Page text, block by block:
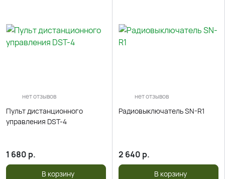
нет отзывов
Пульт дистанционного
управления DST-4
1 680 р.
В корзину
нет отзывов
Радиовыключатель SN-R1
2 640 р.
В корзину